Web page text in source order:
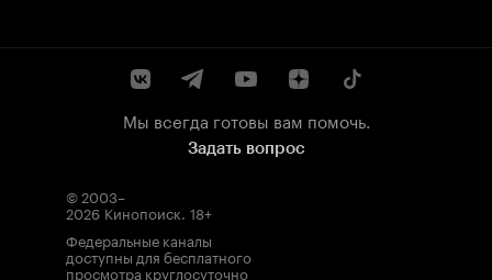
Мы всегда готовы вам помочь.
Задать вопрос
© 2003–
2026 Кинопоиск. 18+
Федеральные каналы
доступны для бесплатного
просмотра круглосуточно